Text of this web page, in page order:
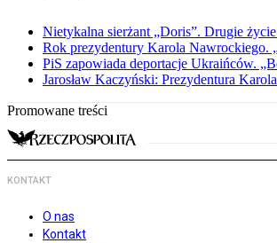
Nietykalna sierżant „Doris”. Drugie
Rok prezydentury Karola Nawrockiego.
PiS zapowiada deportacje Ukraińców.
Jarosław Kaczyński: Prezydentura
Promowane treści
KONTAKT
O nas
Kontakt